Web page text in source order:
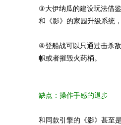
③大伊纳瓜的建设玩法借
和《影》的家园升级系统
④登船战可以只通过击杀
帜或者摧毁火药桶。
缺点：操作手感的退步
和同款引擎的《影》甚至